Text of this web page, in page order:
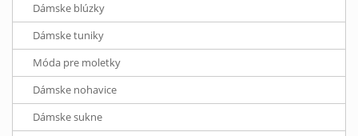
Dámske blúzky
Dámske tuniky
Móda pre moletky
Dámske nohavice
Dámske sukne